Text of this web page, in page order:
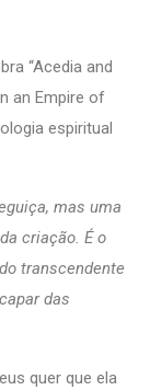
“Acedia and
an Empire of
espiritual
mas uma
criação. É o
transcendente
das
quer que ela